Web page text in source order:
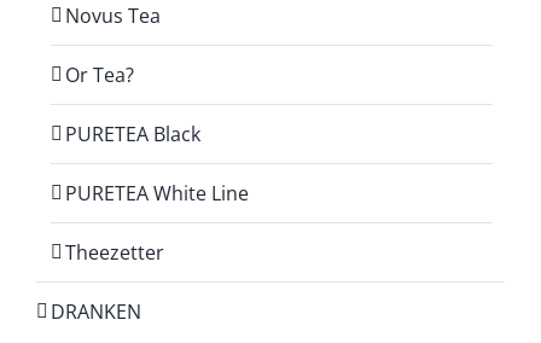
Novus Tea
Or Tea?
PURETEA Black
PURETEA White Line
Theezetter
DRANKEN